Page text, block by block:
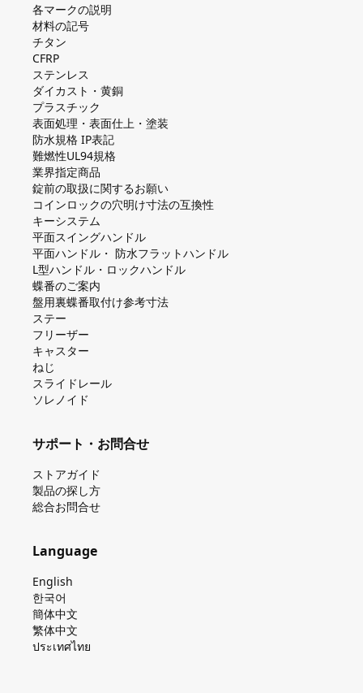
各マークの説明
材料の記号
チタン
CFRP
ステンレス
ダイカスト・⻩銅
プラスチック
表面処理・表面仕上・塗装
防⽔規格 IP表記
難燃性UL94規格
業界指定商品
錠前の取扱に関するお願い
コインロックの⽳明け⼨法の互換性
キーシステム
平⾯スイングハンドル
平⾯ハンドル・ 防⽔フラットハンドル
L型ハンドル・ロックハンドル
蝶番のご案内
盤⽤裏蝶番取付け参考⼨法
ステー
フリーザー
キャスター
ねじ
スライドレール
ソレノイド
サポート・お問合せ
ストアガイド
製品の探し⽅
総合お問合せ
Language
English
한국어
簡体中文
繁体中文
ประเทศไทย